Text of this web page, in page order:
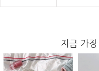
지금 가